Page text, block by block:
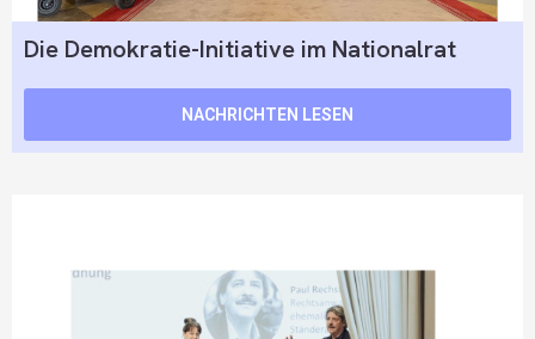
Die Demokratie-Initiative im Nationalrat
NACHRICHTEN LESEN